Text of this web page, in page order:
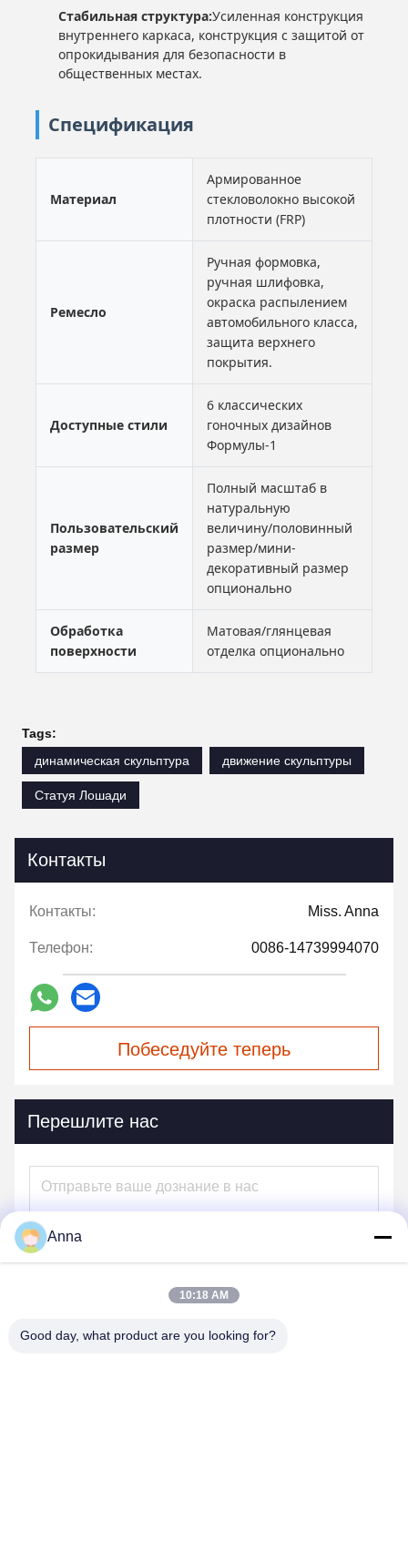
Стабильная структура:Усиленная конструкция
внутреннего каркаса, конструкция с защитой от
опрокидывания для безопасности в
общественных местах.
Спецификация
Материал
Армированное
стекловолокно высокой
плотности (FRP)
Ремесло
Ручная формовка,
ручная шлифовка,
окраска распылением
автомобильного класса,
защита верхнего
покрытия.
Доступные стили
6 классических
гоночных дизайнов
Формулы-1
Пользовательский
размер
Полный масштаб в
натуральную
величину/половинный
размер/мини-
декоративный размер
опционально
Обработка
поверхности
Матовая/глянцевая
отделка опционально
Tags:
динамическая скульптура
движение скульптуры
Статуя Лошади
Контакты
Контакты: Miss. Anna
Телефон: 0086-14739994070
Побеседуйте теперь
Перешлите нас
Anna
10:18 AM
Good day, what product are you looking for?